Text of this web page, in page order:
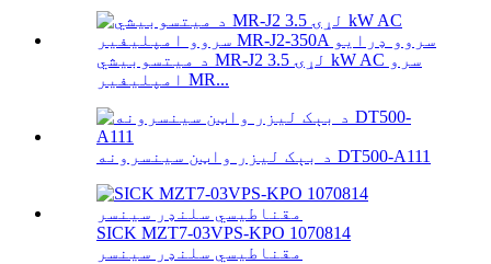
د میتسوبیشي MR-J2 لړۍ 3.5 kW AC سرو
امپلیفیر MR...
د بېک لیزر واټن سینسرونه DT500-A111
SICK MZT7-03VPS-KPO 1070814
مقناطیسي سلنډر سینسر